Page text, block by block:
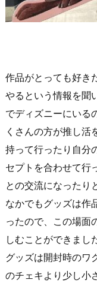
作品がとっても好き
やるという情報を聞
でディズニーにいる
くさんの方が推し活
持って行ったり自分
セプトを合わせて行
との交流になったり
なかでもグッズは作
ったので、この場面
しむことができまし
グッズは開封時のワ
のチェキより少し小